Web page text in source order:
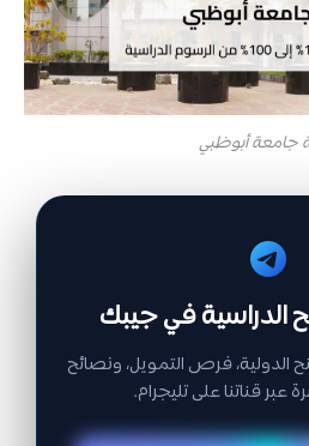
جامعة أبوظبي
الدراسية في جيبك
الدولية، فرص التمويل، ونصائح
عبر قناتنا على تليجرام.